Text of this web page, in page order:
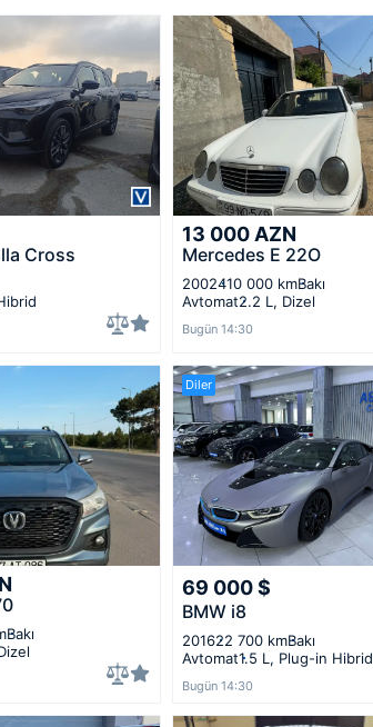
Cross
13 000 AZN
Mercedes E 22O
2002410 000 kmBakı
Avtomat2.2 L, Dizel
Bugün 14:30
Bakı
Diler
69 000$
BMW i8
201622 700 kmBakı
Avtomat1.5 L, Plug-in Hibrid
Bugün 14:30